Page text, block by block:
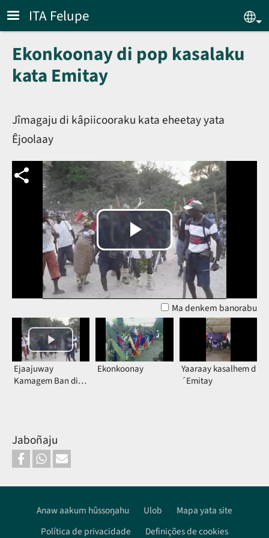
Skip to main content
ITA Felupe
Ekonkoonay di pop kasalaku
kata Emitay
Jîmagaju di kâpiicooraku kata eheetay yata
Êjoolaay
Reproduzir
vídeo
Ma denkem banorabu
Ejaajuway
Kamagem Ban di
Ekonkoonay
Yaaraay kasalhem d
´Emitay
Jaboñaju
Anaw aakum hûssoŋahu Ulob
Mapa yata site
Política de privacidade
Definições de cookies